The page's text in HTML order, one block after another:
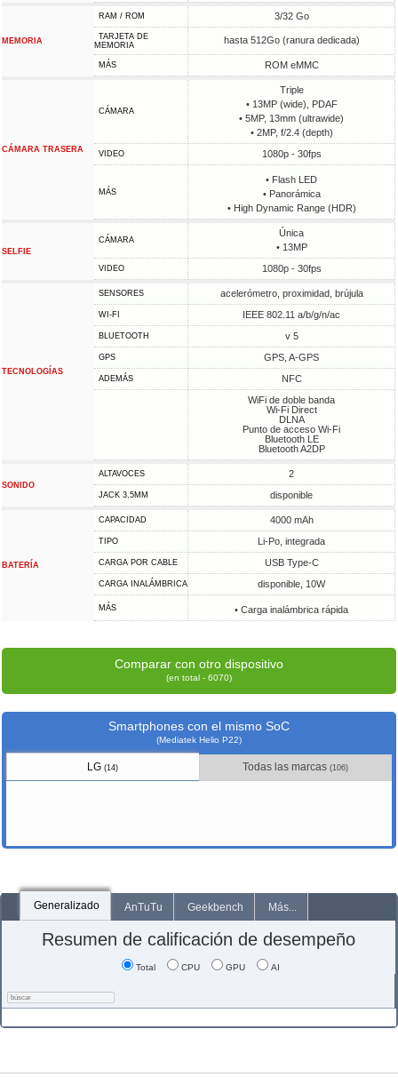
MEMORIA
RAM / ROM 3/32 Go
TARJETA DE
MEMORIA
hasta 512Go (ranura dedicada)
MÁS ROM eMMC
CÁMARA TRASERA
CÁMARA
Triple
• 13MP (wide), PDAF
• 5MP, 13mm (ultrawide)
• 2MP, f/2.4 (depth)
VIDEO 1080p - 30fps
MÁS
• Flash LED
• Panorámica
• High Dynamic Range (HDR)
SELFIE
CÁMARA
Única
• 13MP
VIDEO 1080p - 30fps
TECNOLOGÍAS
SENSORES acelerómetro, proximidad, brújula
WI-FI IEEE 802.11 a/b/g/n/ac
BLUETOOTH v 5
GPS GPS, A-GPS
ADEMÁS
NFC
WiFi de doble banda
Wi-Fi Direct
DLNA
Punto de acceso Wi-Fi
Bluetooth LE
Bluetooth A2DP
SONIDO
ALTAVOCES 2
JACK 3,5MM disponible
BATERÍA
CAPACIDAD 4000 mAh
TIPO Li-Po, integrada
CARGA POR CABLE USB Type-C
CARGA INALÁMBRICA disponible, 10W
MÁS • Carga inalámbrica rápida
Comparar con otro dispositivo
(en total - 6070)
Smartphones con el mismo SoC
(Mediatek Helio P22)
LG(14) Todas las marcas(106)
Generalizado AnTuTu Geekbench Más...
Resumen de calificación de desempeño
Total CPU GPU AI